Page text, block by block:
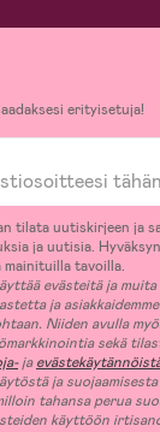
erityisetuja!
tilata uutiskirjeen ja
ja uutisia.
tavoilla.
evästeitä ja
ja
Niiden avulla
sekä
ja
ja
tahansa perua
käyttöön